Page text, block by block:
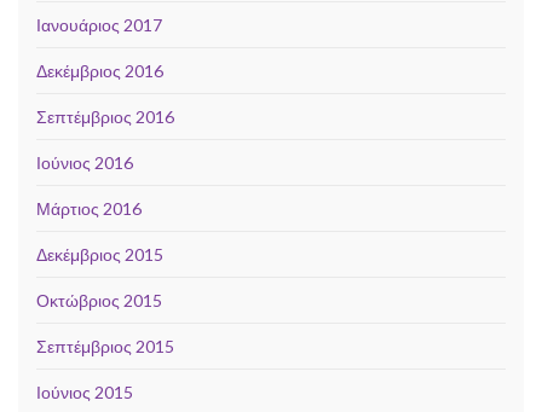
Ιανουάριος 2017
Δεκέμβριος 2016
Σεπτέμβριος 2016
Ιούνιος 2016
Μάρτιος 2016
Δεκέμβριος 2015
Οκτώβριος 2015
Σεπτέμβριος 2015
Ιούνιος 2015